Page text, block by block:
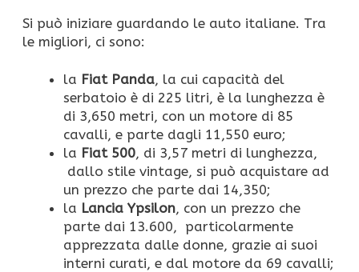
Si può iniziare guardando le auto italiane. Tra
le migliori, ci sono:
la Fiat Panda, la cui capacità del
serbatoio è di 225 litri, è la lunghezza è
di 3,650 metri, con un motore di 85
cavalli, e parte dagli 11,550 euro;
la Fiat 500, di 3,57 metri di lunghezza,
dallo stile vintage, si può acquistare ad
un prezzo che parte dai 14,350;
la Lancia Ypsilon, con un prezzo che
parte dai 13.600, particolarmente
apprezzata dalle donne, grazie ai suoi
interni curati, e dal motore da 69 cavalli;